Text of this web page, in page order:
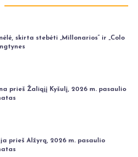
skirta stebėti „Millonarios“ ir „Colo
prieš Žaliąjį Kyšulį, 2026 m. pasaulio
prieš Alžyrą, 2026 m. pasaulio